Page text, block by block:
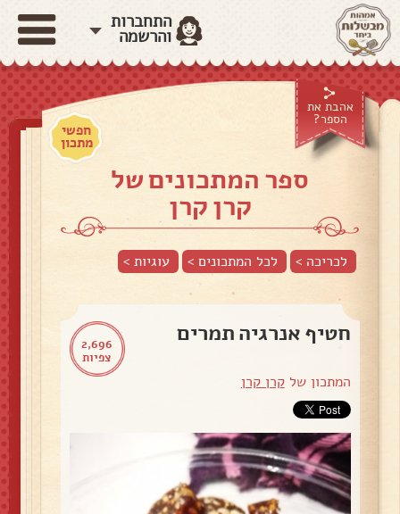
התחברות
והרשמה
אהבת את
הספר?
חפשי
מתכון
ספר המתכונים של
קרן קרן
לכריכה > לכל המתכונים > עוגיות>
2,696
צפיות
חטיף אנרגיה תמרים
המתכון שלקרן קרן